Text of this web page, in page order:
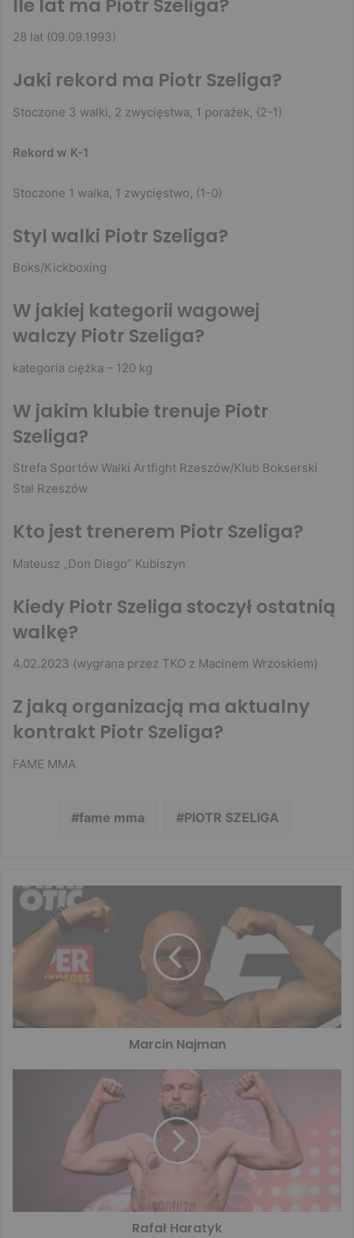
Ile lat ma Piotr Szeliga?
28 lat (09.09.1993)
Jaki rekord ma Piotr Szeliga?
Stoczone 3 walki, 2 zwycięstwa, 1 porażek, (2-1)
Rekord w K-1
Stoczone 1 walka, 1 zwycięstwo, (1-0)
Styl walki Piotr Szeliga?
Boks/Kickboxing
W jakiej kategorii wagowej
walczy Piotr Szeliga?
kategoria ciężka – 120 kg
W jakim klubie trenuje Piotr
Szeliga?
Strefa Sportów Walki Artfight Rzeszów/Klub Bokserski
Stal Rzeszów
Kto jest trenerem Piotr Szeliga?
Mateusz „Don Diego” Kubiszyn
Kiedy Piotr Szeliga stoczył ostatnią
walkę?
4.02.2023 (wygrana przez TKO z Macinem Wrzoskiem)
Z jaką organizacją ma aktualny
kontrakt Piotr Szeliga?
FAME MMA
fame mma PIOTR SZELIGA
Marcin Najman
Rafał Haratyk